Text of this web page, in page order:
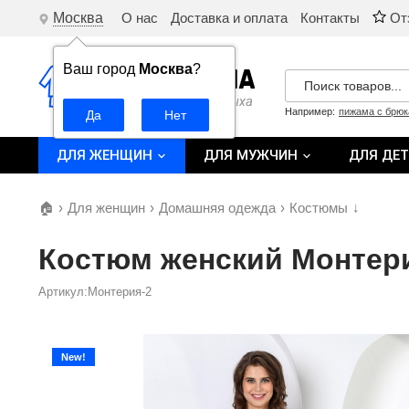
Москва
Ваш город Москва?
О нас Доставка и оплата Контакты
Например: пижама с
ДЛЯ ЖЕНЩИН ДЛЯ МУЖЧИН ДЛЯ
🏠 › Для женщин › Домашняя одежда › Костюмы ↓
Костюм женский
Артикул:Монтерия-2
New!